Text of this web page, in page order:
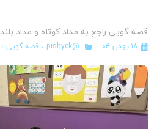
قصه گویی راجع به مداد کوتاه و مداد بلند
۱۸ بهمن ۰۴ @pishyek ، قصه گویی ،